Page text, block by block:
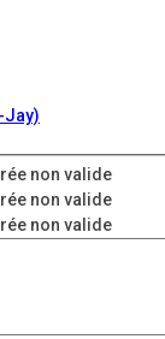
Jay)
non valide
non valide
non valide